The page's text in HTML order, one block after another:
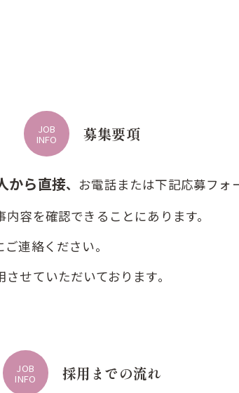
募集要項
JOB
INFO
から直接、 お電話または下記応募フォ
容を確認できることにあります。
連絡ください。
せていただいております。
採用までの流れ
JOB
INFO